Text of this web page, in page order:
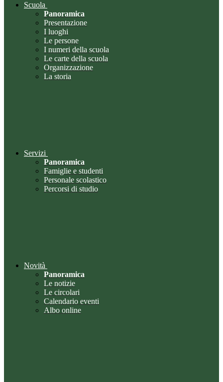
Scuola
Panoramica
Presentazione
I luoghi
Le persone
I numeri della scuola
Le carte della scuola
Organizzazione
La storia
Servizi
Panoramica
Famiglie e studenti
Personale scolastico
Percorsi di studio
Novità
Panoramica
Le notizie
Le circolari
Calendario eventi
Albo online